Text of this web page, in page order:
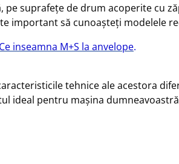
suprafețe de drum acoperite cu
important să cunoașteți modelele
Ce inseamna M+S la anvelope.
tehnice ale acestora
ideal pentru mașina